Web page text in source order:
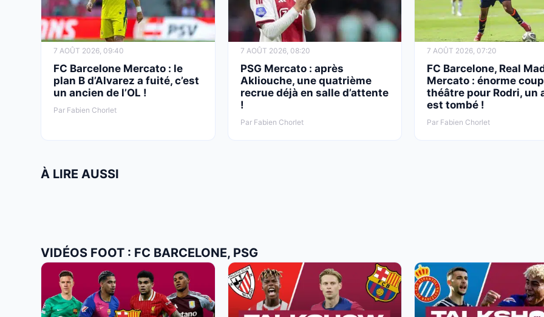
7 AOÛT 2026, 09:40
FC Barcelone Mercato : le
plan B d’Alvarez a fuité, c’est
un ancien de l’OL !
Par Fabien Chorlet
7 AOÛT 2026, 08:20
PSG Mercato : après
Akliouche, une quatrième
recrue déjà en salle d’attente
!
Par Fabien Chorlet
7 AOÛT 2026, 07:20
FC Barcelone, Real
Mercato : énorme
théâtre pour Rodri, un
est tombé !
Par Fabien Chorlet
À LIRE AUSSI
VIDÉOS FOOT : FC BARCELONE, PSG